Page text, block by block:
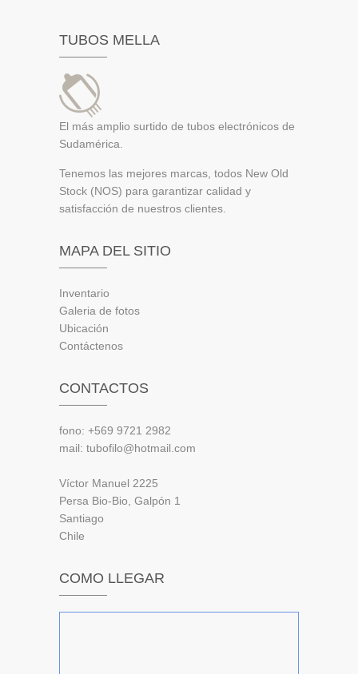
TUBOS MELLA
El más amplio surtido de tubos electrónicos de
Sudamérica.
Tenemos las mejores marcas, todos New Old
Stock (NOS) para garantizar calidad y
satisfacción de nuestros clientes.
MAPA DEL SITIO
Inventario
Galeria de fotos
Ubicación
Contáctenos
CONTACTOS
fono: +569 9721 2982
mail: tubofilo@hotmail.com
Víctor Manuel 2225
Persa Bio-Bio, Galpón 1
Santiago
Chile
COMO LLEGAR